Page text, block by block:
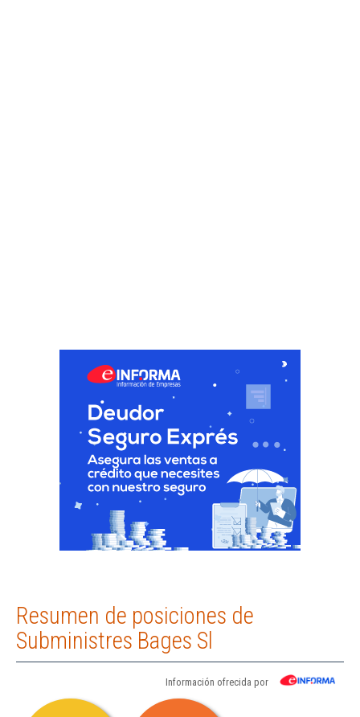
Resumen de posiciones de
Subministres Bages Sl
Información ofrecida por